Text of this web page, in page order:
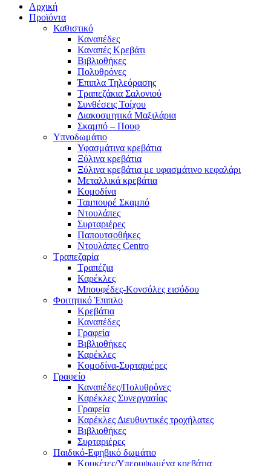
Αρχική
Προϊόντα
Καθιστικό
Καναπέδες
Καναπές Κρεβάτι
Βιβλιοθήκες
Πολυθρόνες
Έπιπλα Τηλεόρασης
Τραπεζάκια Σαλονιού
Συνθέσεις Τοίχου
Διακοσμητικά Μαξιλάρια
Σκαμπό – Πουφ
Υπνοδωμάτιο
Υφασμάτινα κρεβάτια
Ξύλινα κρεβάτια
Ξύλινα κρεβάτια με υφασμάτινο κεφαλάρι
Mεταλλικά κρεβάτια
Κομοδίνα
Ταμπουρέ Σκαμπό
Ντουλάπες
Συρταριέρες
Παπουτσοθήκες
Ντουλάπες Centro
Τραπεζαρία
Τραπέζια
Καρέκλες
Μπουφέδες-Κονσόλες εισόδου
Φοιτητικό Έπιπλο
Κρεβάτια
Καναπέδες
Γραφεία
Βιβλιοθήκες
Καρέκλες
Κομοδίνα-Συρταριέρες
Γραφείο
Καναπέδες/Πολυθρὀνες
Καρέκλες Συνεργασίας
Γραφεία
Καρέκλες Διευθυντικές τροχήλατες
Βιβλιοθήκες
Συρταριέρες
Παιδικό-Εφηβικό δωμάτιο
Κουκέτες/Υπερυψωμένα κρεβάτια